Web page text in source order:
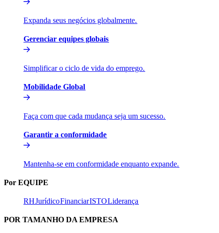
Expanda seus negócios globalmente.​​
Gerenciar equipes globais​​
Simplificar o ciclo de vida do emprego.​​
Mobilidade Global​​
Faça com que cada mudança seja um sucesso.​​
Garantir a conformidade​​
Mantenha-se em conformidade enquanto expande.​​
Por EQUIPE​​
RH​​Jurídico​​Financiar​​ISTO​​Liderança​​
POR TAMANHO DA EMPRESA​​